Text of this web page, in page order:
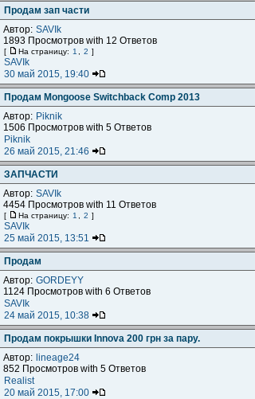
Продам зап части
Автор: SAVIk
1893 Просмотров with 12 Ответов
[ На страницу: 1 2 ]
SAVIk
30 май 2015, 19:40
Продам Mongoose Switchback Comp 2013
Автор: Piknik
1506 Просмотров with 5 Ответов
Piknik
26 май 2015, 21:46
ЗАПЧАСТИ
Автор: SAVIk
4454 Просмотров with 11 Ответов
[ На страницу: 1 2 ]
SAVIk
25 май 2015, 13:51
Продам
Автор: GORDEYY
1124 Просмотров with 6 Ответов
SAVIk
24 май 2015, 10:38
Продам покрышки Innova 200 грн за пару.
Автор: lineage24
852 Просмотров with 5 Ответов
Realist
20 май 2015, 17:00